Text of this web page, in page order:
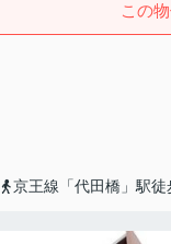
この
京王線「代田橋」駅徒